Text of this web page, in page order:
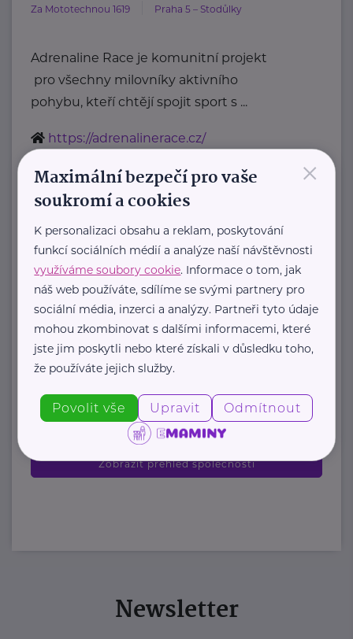
Za Mototechnou 1619 Praha 5 – Stodůlky
Adrenaline Race je komunitní projekt
pro všechny milovníky aktivního
pohybu, kteří chtějí spojit sport s ...
https://adrenalinerace.cz/
STEZKA ČESKEM, Z.S.
Kolmá 1172/8 Plzeň - Doubravka
Stezka Českem je nekomerční
projekt party nadšenců
, kteří se spojili s Klubem českých
turistů
a ...
stezkaceskem@email.cz
Zobrazit přehled společností
Newsletter
×
Maximální bezpečí pro vaše
soukromí a cookies
K personalizaci obsahu a reklam, poskytování
funkcí sociálních médií a analýze naší návštěvnosti
využíváme soubory cookie. Informace o tom, jak
náš web používáte, sdílíme se svými partnery pro
sociální média, inzerci a analýzy. Partneři tyto údaje
mohou zkombinovat s dalšími informacemi, které
jste jim poskytli nebo které získali v důsledku toho,
že používáte jejich služby.
Povolit vše Upravit Odmítnout